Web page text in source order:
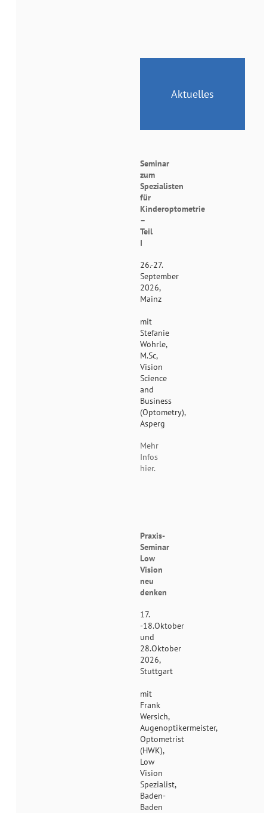
Aktuelles
Seminar
zum
Spezialisten
für
Kinderoptometrie
–
Teil
I
26.-27.
September
2026,
Mainz
mit
Stefanie
Wöhrle,
M.Sc,
Vision
Science
and
Business
(Optometry),
Asperg
Mehr
Infos
hier.
Praxis-
Seminar
Low
Vision
neu
denken
17.
-18.Oktober
und
28.Oktober
2026,
Stuttgart
mit
Frank
Wersich,
Augenoptikermeister,
Optometrist
(HWK),
Low
Vision
Spezialist,
Baden-
Baden